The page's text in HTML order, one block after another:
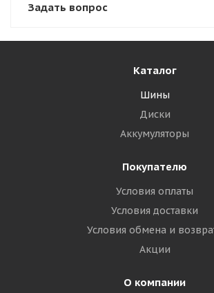
Задать вопрос
Каталог
Шины
Диски
Аккумуляторы
Покупателю
Условия оплаты
Условия доставки
Условия обмена и
Акции
О компании